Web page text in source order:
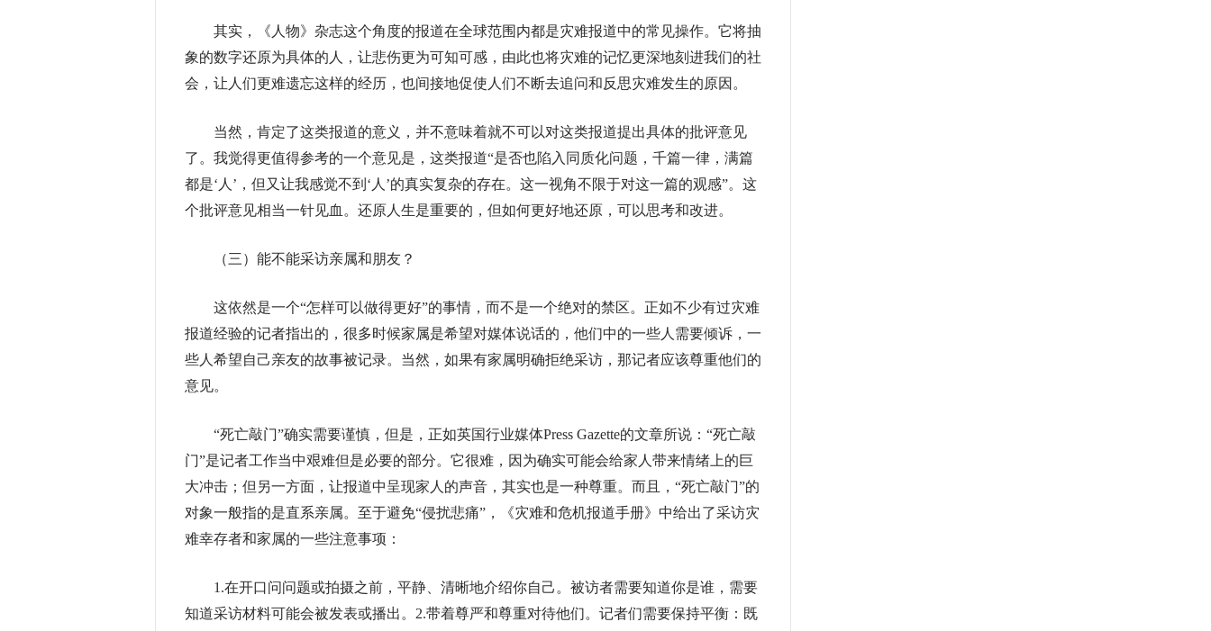
其实，《人物》杂志这个角度的报道在全球范围内都是灾难报道中的常见操作。它将抽
象的数字还原为具体的人，让悲伤更为可知可感，由此也将灾难的记忆更深地刻进我们的社
会，让人们更难遗忘这样的经历，也间接地促使人们不断去追问和反思灾难发生的原因。
当然，肯定了这类报道的意义，并不意味着就不可以对这类报道提出具体的批评意见
了。我觉得更值得参考的一个意见是，这类报道“是否也陷入同质化问题，千篇一律，满篇
都是‘人’，但又让我感觉不到‘人’的真实复杂的存在。这一视角不限于对这一篇的观感”。这
个批评意见相当一针见血。还原人生是重要的，但如何更好地还原，可以思考和改进。
（三）能不能采访亲属和朋友？
这依然是一个“怎样可以做得更好”的事情，而不是一个绝对的禁区。正如不少有过灾难
报道经验的记者指出的，很多时候家属是希望对媒体说话的，他们中的一些人需要倾诉，一
些人希望自己亲友的故事被记录。当然，如果有家属明确拒绝采访，那记者应该尊重他们的
意见。
“死亡敲门”确实需要谨慎，但是，正如英国行业媒体Press Gazette的文章所说：“死亡敲
门”是记者工作当中艰难但是必要的部分。它很难，因为确实可能会给家人带来情绪上的巨
大冲击；但另一方面，让报道中呈现家人的声音，其实也是一种尊重。而且，“死亡敲门”的
对象一般指的是直系亲属。至于避免“侵扰悲痛”，《灾难和危机报道手册》中给出了采访灾
难幸存者和家属的一些注意事项：
1.在开口问问题或拍摄之前，平静、清晰地介绍你自己。被访者需要知道你是谁，需要
知道采访材料可能会被发表或播出。2.带着尊严和尊重对待他们。记者们需要保持平衡：既